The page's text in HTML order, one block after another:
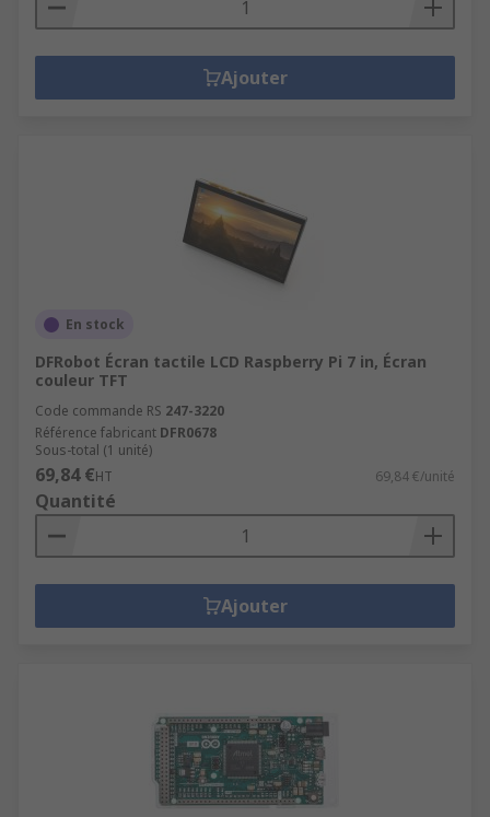
Ajouter
En stock
DFRobot Écran tactile LCD Raspberry Pi 7 in, Écran
couleur TFT
Code commande RS 247-3220
Référence fabricant DFR0678
Sous-total (1 unité)
69,84 €HT 69,84 €/unité
Quantité
Ajouter